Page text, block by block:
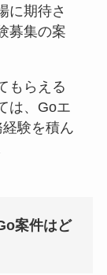
に期待さ
募集の案
もらえる
は、Goエ
験を積ん
案件はど